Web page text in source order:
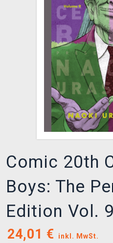
XZONE CLUB
Comic 20th
Boys: The
Edition Vol.
24,01 €
inkl. MwSt.